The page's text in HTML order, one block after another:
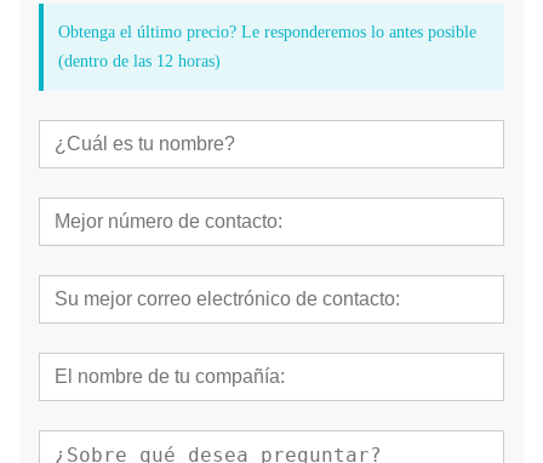
Obtenga el último precio? Le responderemos lo antes posible
(dentro de las 12 horas)